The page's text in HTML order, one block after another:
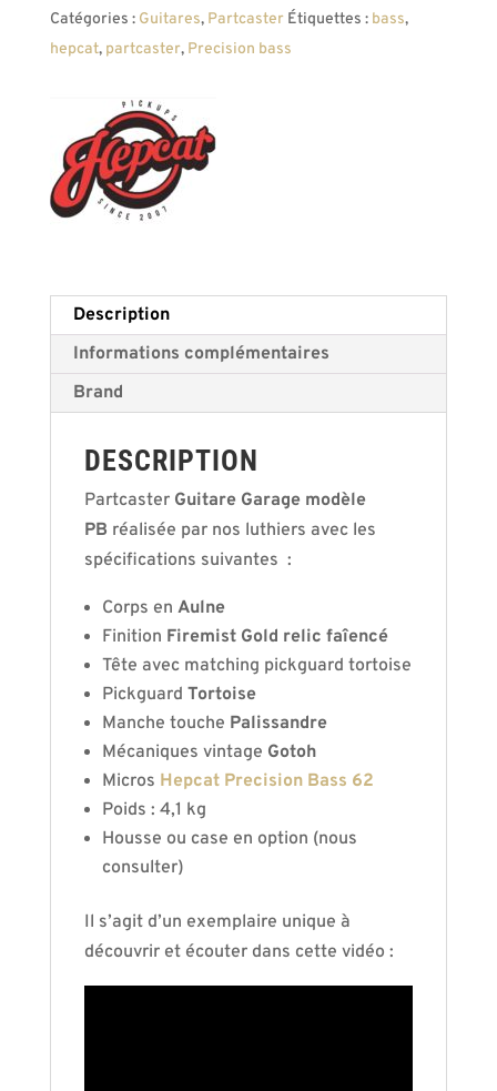
Catégories : Guitares, Partcaster Étiquettes : bass,
hepcat, partcaster, Precision bass
Description
Informations complémentaires
Brand
DESCRIPTION
Partcaster Guitare Garage modèle
PB réalisée par nos luthiers avec les
spécifications suivantes :
Corps en Aulne
Finition Firemist Gold relic faîencé
Tête avec matching pickguard tortoise
Pickguard Tortoise
Manche touche Palissandre
Mécaniques vintage Gotoh
Micros Hepcat Precision Bass 62
Poids : 4,1 kg
Housse ou case en option (nous
consulter)
Il s’agit d’un exemplaire unique à
découvrir et écouter dans cette vidéo :